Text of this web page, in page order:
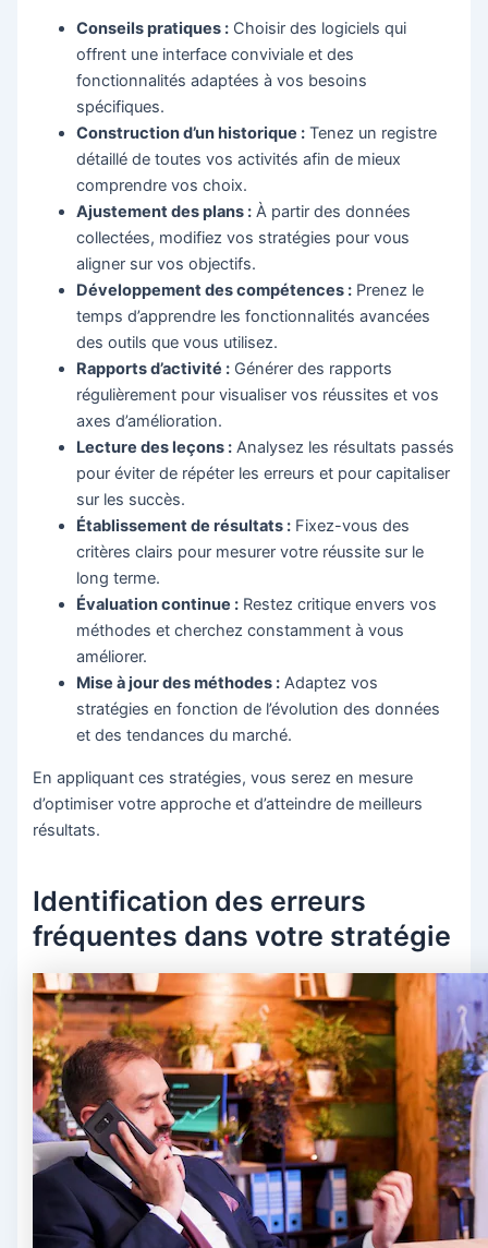
Conseils pratiques : Choisir des logiciels qui
offrent une interface conviviale et des
fonctionnalités adaptées à vos besoins
spécifiques.
Construction d’un historique : Tenez un registre
détaillé de toutes vos activités afin de mieux
comprendre vos choix.
Ajustement des plans : À partir des données
collectées, modifiez vos stratégies pour vous
aligner sur vos objectifs.
Développement des compétences : Prenez le
temps d’apprendre les fonctionnalités avancées
des outils que vous utilisez.
Rapports d’activité : Générer des rapports
régulièrement pour visualiser vos réussites et vos
axes d’amélioration.
Lecture des leçons : Analysez les résultats passés
pour éviter de répéter les erreurs et pour capitaliser
sur les succès.
Établissement de résultats : Fixez-vous des
critères clairs pour mesurer votre réussite sur le
long terme.
Évaluation continue : Restez critique envers vos
méthodes et cherchez constamment à vous
améliorer.
Mise à jour des méthodes : Adaptez vos
stratégies en fonction de l’évolution des données
et des tendances du marché.
En appliquant ces stratégies, vous serez en mesure
d’optimiser votre approche et d’atteindre de meilleurs
résultats.
Identification des erreurs
fréquentes dans votre stratégie